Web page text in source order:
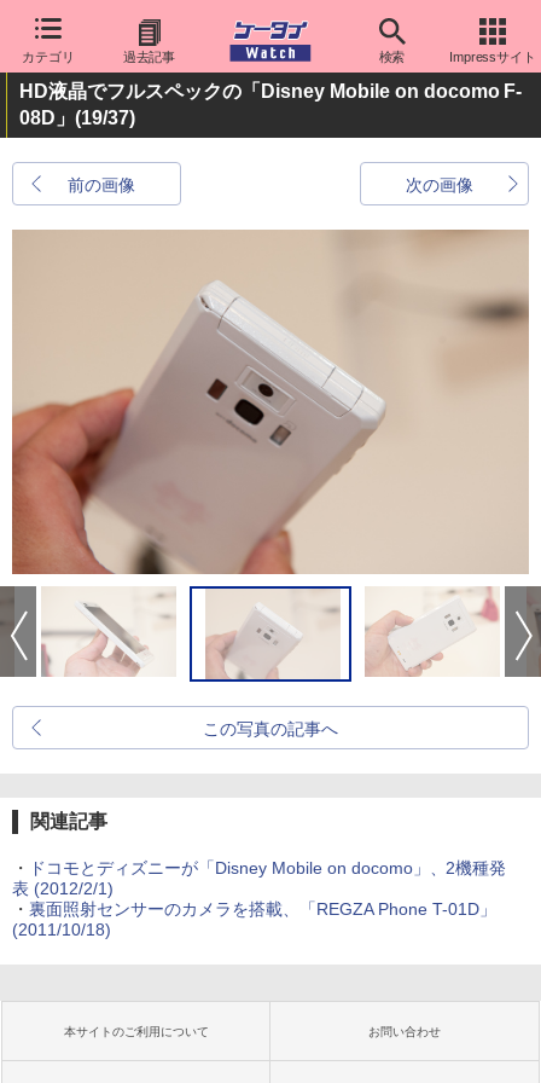
カテゴリ 過去記事 検索 Impressサイト
HD液晶でフルスペックの「Disney Mobile on docomo F-
08D」 (19/37)
前の画像 次の画像
この写真の記事へ
関連記事
・
ドコモとディズニーが「Disney Mobile on docomo」、2機種発
表 (2012/2/1)
・ 裏面照射センサーのカメラを搭載、「REGZA Phone T-01D」
(2011/10/18)
本サイトのご利用について お問い合わせ